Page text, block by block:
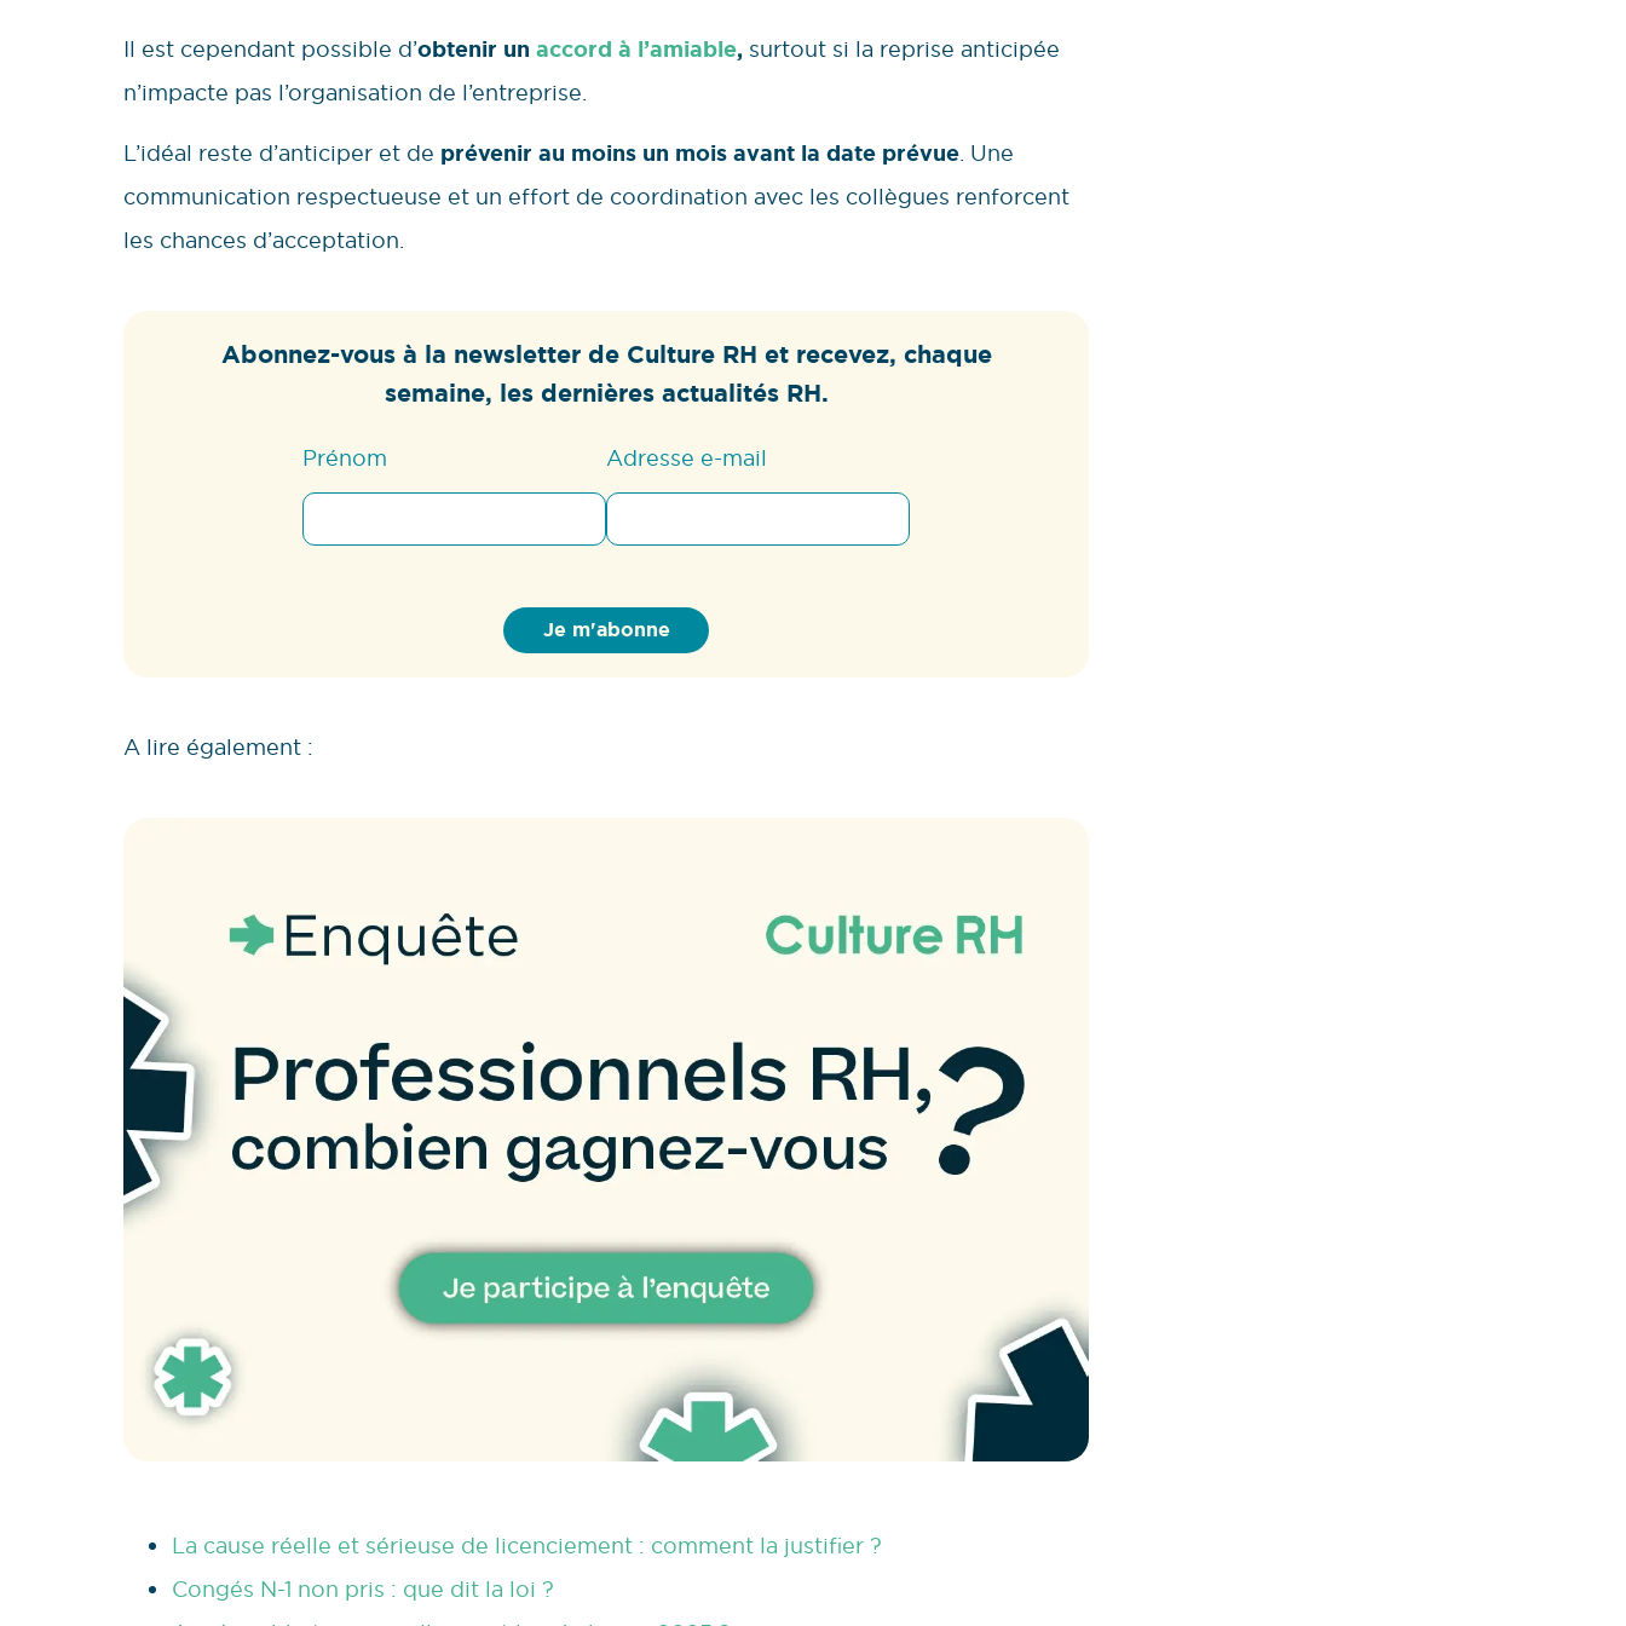
Il est cependant possible d’obtenir un accord à l’amiable, surtout si la reprise anticipée
n’impacte pas l’organisation de l’entreprise.
L’idéal reste d’anticiper et de prévenir au moins un mois avant la date prévue. Une
communication respectueuse et un effort de coordination avec les collègues renforcent
les chances d’acceptation.
Abonnez-vous à la newsletter de Culture RH et recevez, chaque
semaine, les dernières actualités RH.
Prénom Adresse e-mail
A lire également :
La cause réelle et sérieuse de licenciement : comment la justifier ?
Congés N-1 non pris : que dit la loi ?